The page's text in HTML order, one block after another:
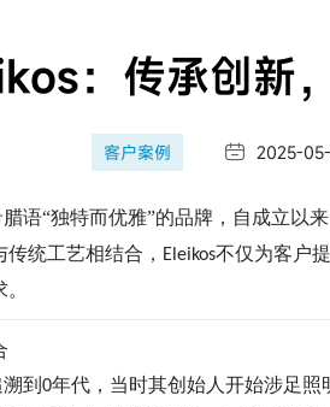
：传承创新
客户案例  2025-
腊语“独特而优雅”的品牌，自成立以
统工艺相结合， Eleikos不仅为客户
到 0年代，当时其创始人开始涉足照